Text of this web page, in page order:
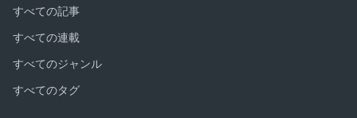
すべての記事
すべての連載
すべてのジャンル
すべてのタグ